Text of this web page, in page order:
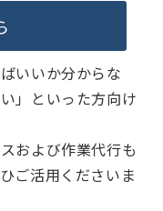
いいか分からな
」といった方向け
および作業代行も
ご活用くださいま